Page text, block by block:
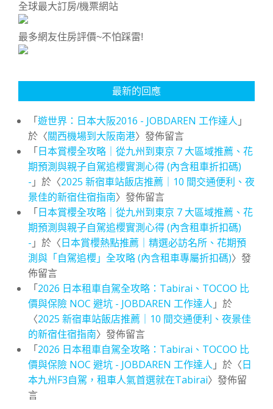
全球最大訂房/機票網站
最多網友住房評價~不怕踩雷!
最新的回應
「遊世界：日本大阪2016 - JOBDAREN 工作達人 」
於〈關西機場到大阪南港〉發佈留言
「日本賞櫻全攻略｜從九州到東京 7 大區域推薦、花
期預測與親子自駕追櫻實測心得 (內含租車折扣碼)
- 」於〈2025 新宿車站飯店推薦｜10 間交通便利、夜
景佳的新宿住宿指南〉發佈留言
「日本賞櫻全攻略｜從九州到東京 7 大區域推薦、花
期預測與親子自駕追櫻實測心得 (內含租車折扣碼)
- 」於〈日本賞櫻熱點推薦｜精選必訪名所、花期預
測與「自駕追櫻」全攻略 (內含租車專屬折扣碼)〉發
佈留言
「2026 日本租車自駕全攻略：Tabirai、TOCOO 比
價與保險 NOC 避坑 - JOBDAREN 工作達人 」於
〈2025 新宿車站飯店推薦｜10 間交通便利、夜景佳
的新宿住宿指南〉發佈留言
「2026 日本租車自駕全攻略：Tabirai、TOCOO 比
價與保險 NOC 避坑 - JOBDAREN 工作達人 」於〈日
本九州F3自駕，租車人氣首選就在Tabirai〉發佈留
言